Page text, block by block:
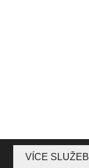
VÍCE SLUŽEB